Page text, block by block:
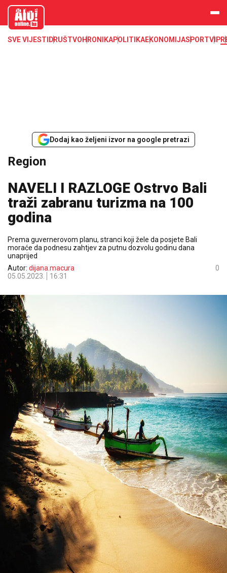
aloonline.b
SVE VIJESTI DRUŠTVOHRONIKAPOLITIKAEKONOMIJASPORTVIP
Dodaj kao željeni izvor na google pretrazi
Region
NAVELI I RAZLOGE Ostrvo Bali
traži zabranu turizma na 100
godina
Prema guvernerovom planu, stranci koji žele da posjete Bali
moraće da podnesu zahtjev za putnu dozvolu godinu dana
unaprijed
Autor: dijana.macura
05.05.2023.
16:31
0